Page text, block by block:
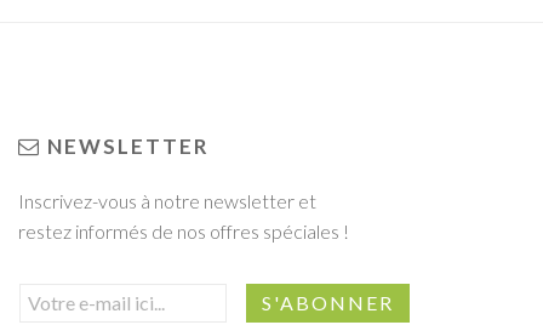
NEWSLETTER
Inscrivez-vous à notre newsletter et
restez informés de nos offres spéciales !